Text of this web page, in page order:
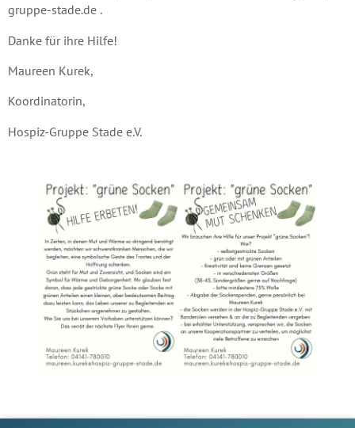
gruppe-stade.de .
Danke für ihre Hilfe!
Maureen Kurek,
Koordinatorin,
Hospiz-Gruppe Stade e.V.